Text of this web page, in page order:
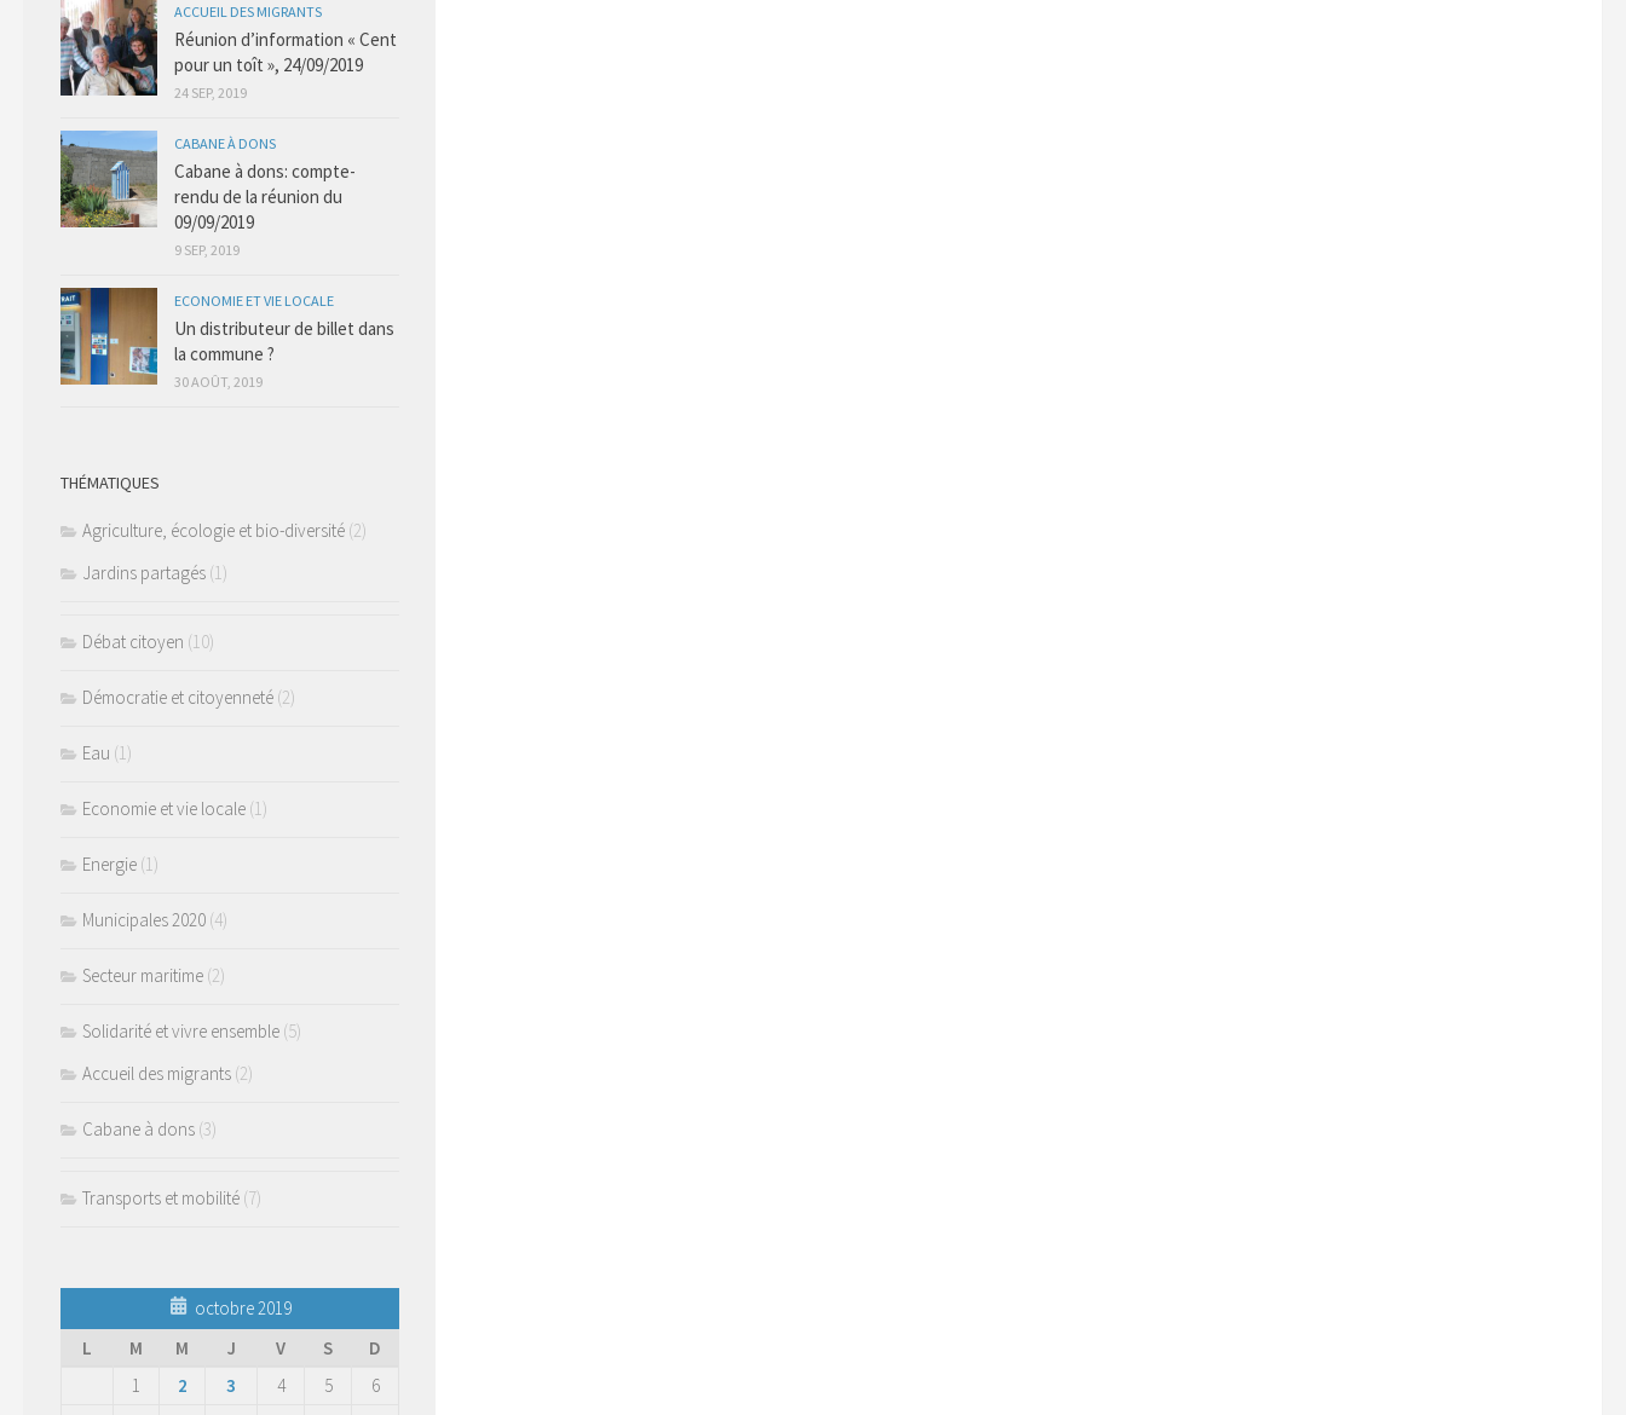
ACCUEIL DES MIGRANTS
Réunion d’information « Cent
pour un toît », 24/09/2019
24 SEP, 2019
CABANE À DONS
Cabane à dons: compte-
rendu de la réunion du
09/09/2019
9 SEP, 2019
ECONOMIE ET VIE LOCALE
Un distributeur de billet dans
la commune ?
30 AOÛT, 2019
THÉMATIQUES
Agriculture, écologie et bio-diversité (2)
Jardins partagés (1)
Débat citoyen (10)
Démocratie et citoyenneté (2)
Eau (1)
Economie et vie locale (1)
Energie (1)
Municipales 2020 (4)
Secteur maritime (2)
Solidarité et vivre ensemble (5)
Accueil des migrants (2)
Cabane à dons (3)
Transports et mobilité (7)
octobre 2019
L
M M J V S
D
1
2 3 4 5
6